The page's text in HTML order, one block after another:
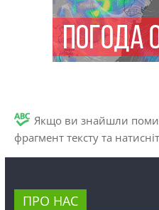
Якщо ви знайшли
фрагмент тексту та
ПРО НАС